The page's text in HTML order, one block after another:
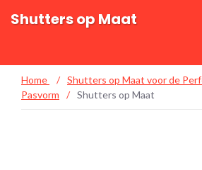
Shutters op Maat
Home / Shutters op Maat voor de
Pasvorm
/ Shutters op Maat